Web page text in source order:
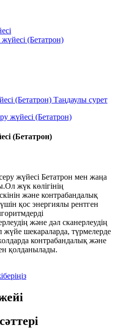
(Бетатрон)
(Бетатрон)
жүйесі Бетатрон мен жаңа
жүк көлігінің
және контрабандалық
қос энергиялы рентген
және дәл сканерлеудің
жүйе шекараларда, түрмелерде
контрабандалық және
қолданылады.